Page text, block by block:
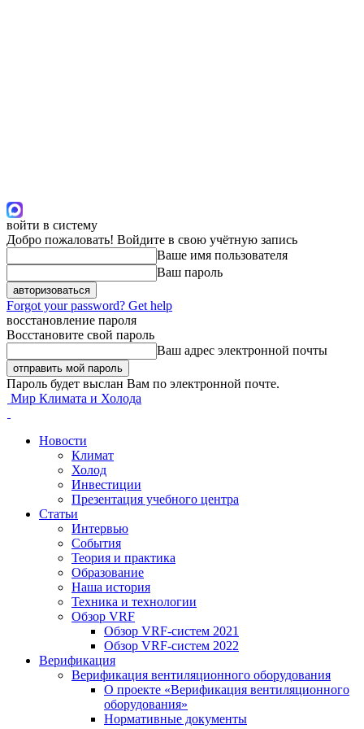
войти в систему
Добро пожаловать! Войдите в свою учётную запись
Ваше имя пользователя
Ваш пароль
Forgot your password? Get help
восстановление пароля
Восстановите свой пароль
Ваш адрес электронной почты
Пароль будет выслан Вам по электронной почте.
Мир Климата и Холода
Новости
Климат
Холод
Инвестиции
Презентация учебного центра
Статьи
Интервью
События
Теория и практика
Образование
Наша история
Техника и технологии
Обзор VRF
Обзор VRF-систем 2021
Обзор VRF-систем 2022
Верификация
Верификация вентиляционного оборудования
О проекте «Верификация вентиляционного
оборудования»
Нормативные документы